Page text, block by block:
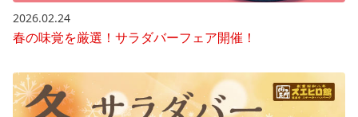
2026.02.24
春の味覚を厳選！サラダバーフェア開催！